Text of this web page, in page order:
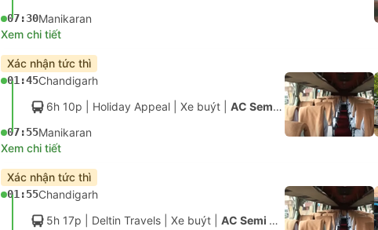
07:30Manikaran
Xem chi tiết
Xác nhận tức thì
01:45Chandigarh
6h 10p | Holiday Appeal Xe buýt AC Semi Sleeper
07:55Manikaran
Xem chi tiết
Xác nhận tức thì
01:55Chandigarh
5h 17p | Deltin Travels Xe buýt AC Semi Sleeper